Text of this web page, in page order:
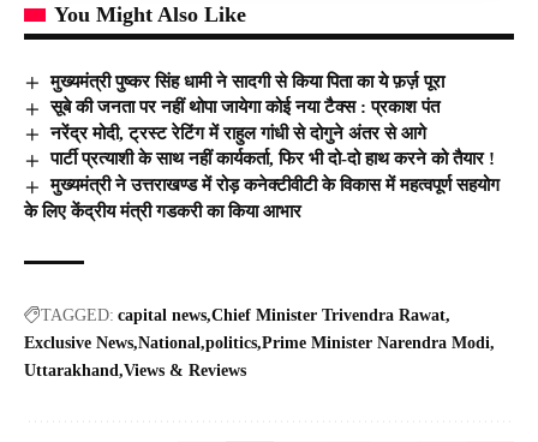
You Might Also Like
मुख्यमंत्री पुष्कर सिंह धामी ने सादगी से किया पिता का ये फ़र्ज़ पूरा
सूबे की जनता पर नहीं थोपा जायेगा कोई नया टैक्स : प्रकाश पंत
नरेंद्र मोदी, ट्रस्ट रेटिंग में राहुल गांधी से दोगुने अंतर से आगे
पार्टी प्रत्याशी के साथ नहीं कार्यकर्ता, फिर भी दो-दो हाथ करने को तैयार !
मुख्यमंत्री ने उत्तराखण्ड में रोड़ कनेक्टीवीटी के विकास में महत्वपूर्ण सहयोग
के लिए केंद्रीय मंत्री गडकरी का किया आभार
TAGGED: capital news Chief Minister Trivendra Rawat
Exclusive News National politics Prime Minister Narendra Modi
Uttarakhand Views & Reviews